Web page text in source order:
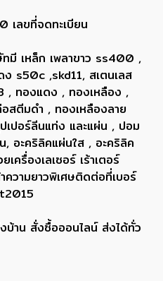
เลขที่จดทะเบียน
มี เหล็ก เพลาขาว ss400 ,
s50c ,skd11, สเตนเลส
ทองแดง , ทองเหลือง ,
สตีมดำ , ทองเหลืองลาย
เปอร์ลีนแท่ง และแผ่น , ปอม
, อะคริลิคแผ่นใส , อะคริลิค
ครื่องเลเซอร์ เร้าเตอร์
วามยาวพิเศษติดต่อที่เบอร์
าน สั่งซื้อออนไลน์ ส่งได้ทั่ว